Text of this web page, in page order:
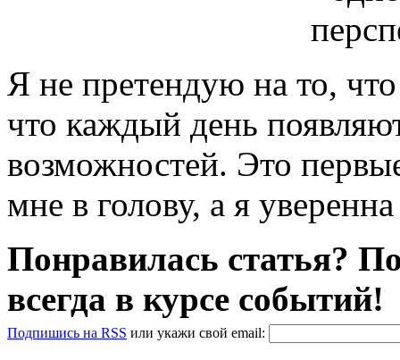
Я не претендую на то,
что каждый день
возможностей. Это
мне в голову, а я
Понравилась статья?
всегда в курсе событий!
Подпишись на RSS или укажи свой email: